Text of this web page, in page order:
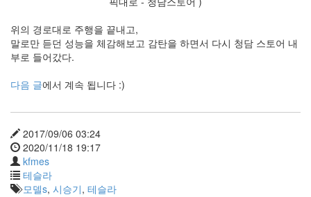
위의 경로대로 주행을 끝내고,
말로만 듣던 성능을 체감해보고 감탄을 하면서 다시 청담 스토어 내
부로 들어갔다.
다음 글에서 계속 됩니다 :)
2017/09/06 03:24
2020/11/18 19:17
kfmes
테슬라
모델s, 시승기, 테슬라